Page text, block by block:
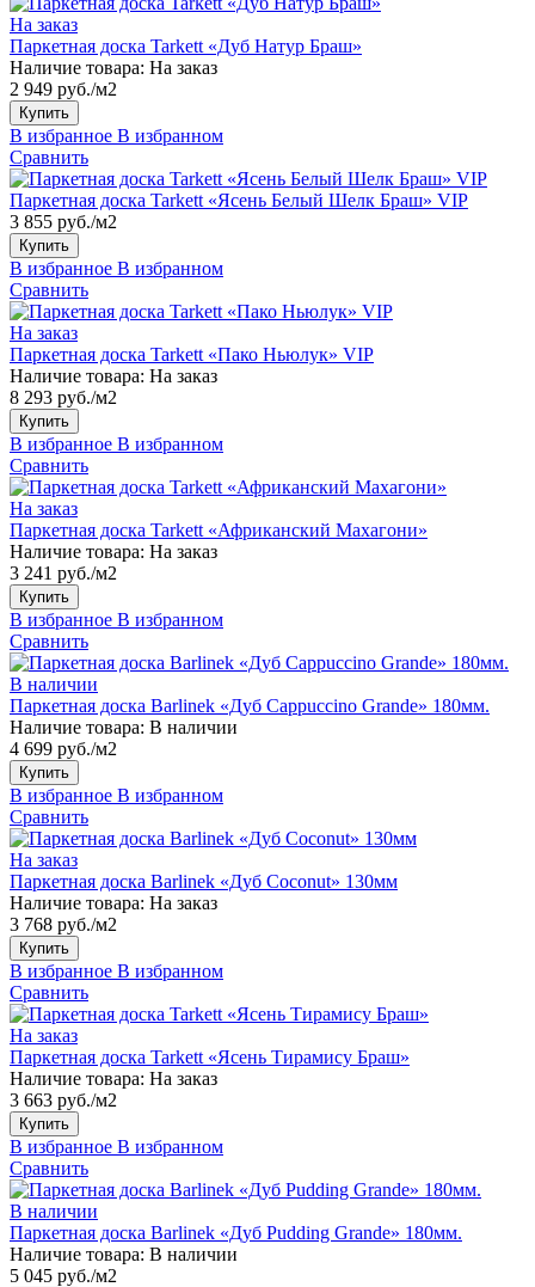
На заказ
Паркетная доска Tarkett «Дуб Натур Браш»
Наличие товара: На заказ
2 949 руб./м2
Купить
В избранное В избранном
Сравнить
Паркетная доска Tarkett «Ясень Белый Шелк Браш» VIP
3 855 руб./м2
Купить
В избранное В избранном
Сравнить
На заказ
Паркетная доска Tarkett «Пако Ньюлук» VIP
Наличие товара: На заказ
8 293 руб./м2
Купить
В избранное В избранном
Сравнить
На заказ
Паркетная доска Tarkett «Африканский Махагони»
Наличие товара: На заказ
3 241 руб./м2
Купить
В избранное В избранном
Сравнить
В наличии
Паркетная доска Barlinek «Дуб Cappuccino Grande» 180мм.
Наличие товара: В наличии
4 699 руб./м2
Купить
В избранное В избранном
Сравнить
На заказ
Паркетная доска Barlinek «Дуб Coconut» 130мм
Наличие товара: На заказ
3 768 руб./м2
Купить
В избранное В избранном
Сравнить
На заказ
Паркетная доска Tarkett «Ясень Тирамису Браш»
Наличие товара: На заказ
3 663 руб./м2
Купить
В избранное В избранном
Сравнить
В наличии
Паркетная доска Barlinek «Дуб Pudding Grande» 180мм.
Наличие товара: В наличии
5 045 руб./м2